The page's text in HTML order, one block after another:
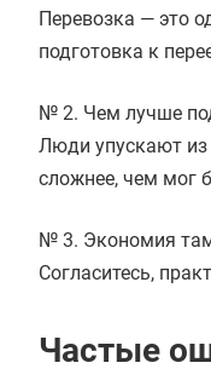
Перевозка — это
подготовка к
№ 2. Чем лучше
Люди упускают из
сложнее, чем мог
№ 3. Экономия
Согласитесь,
Частые